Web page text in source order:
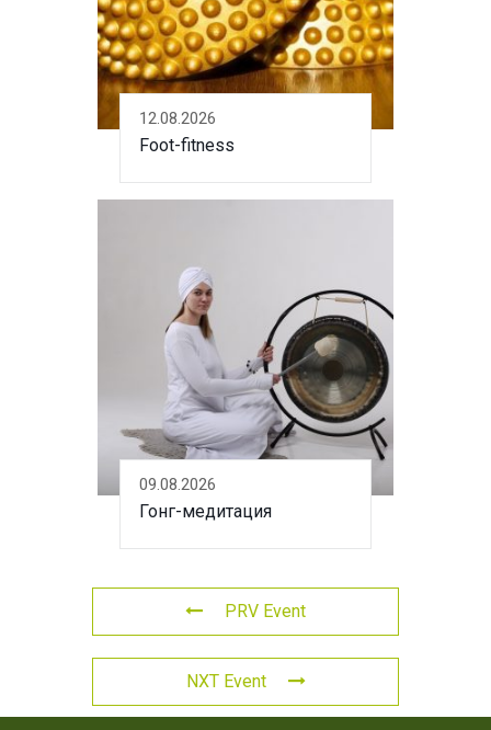
12.08.2026
Foot-fitness
09.08.2026
Гонг-медитация
PRV Event
NXT Event